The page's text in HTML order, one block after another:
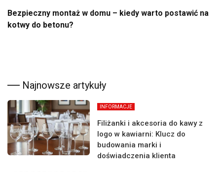
Bezpieczny montaż w domu – kiedy warto postawić na
kotwy do betonu?
Najnowsze artykuły
INFORMACJE
Filiżanki i akcesoria do kawy z
logo w kawiarni: Klucz do
budowania marki i
doświadczenia klienta